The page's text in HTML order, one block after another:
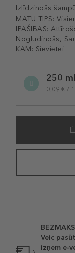
Izlīdzinošs
MATU TIPS:
ĪPAŠĪBAS:
Nogludinošs,
KAM: Sievietei
variation250 ml
0,09 € /
Veic
izņem e-